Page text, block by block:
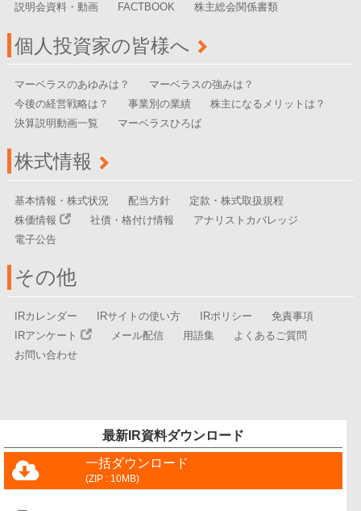
説明会資料・動画
FACTBOOK 株主総会関係書類
個人投資家の皆様へ
マーベラスのあゆみは？
マーベラスの強みは？
今後の経営戦略は？
事業別の業績
株主になるメリットは？
決算説明動画一覧
マーベラスひろば
株式情報
基本情報・株式状況 配当方針
定款・株式取扱規程
株価情報
社債・格付け情報
アナリストカバレッジ
電子公告
その他
IRカレンダー IRサイトの使い方 IRポリシー
免責事項
IRアンケート
メール配信 用語集
よくあるご質問
お問い合わせ
最新IR資料ダウンロード
一括ダウンロード
(ZIP : 10MB)